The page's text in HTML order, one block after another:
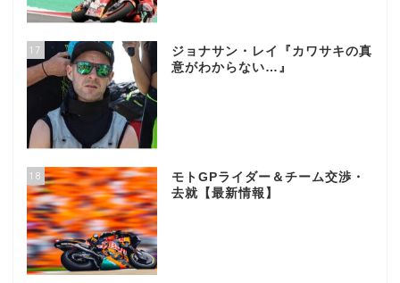
17
ジョナサン・レイ『カワサキの真
意がわからない…』
18
モトGPライダー＆チーム交渉・
去就【最新情報】